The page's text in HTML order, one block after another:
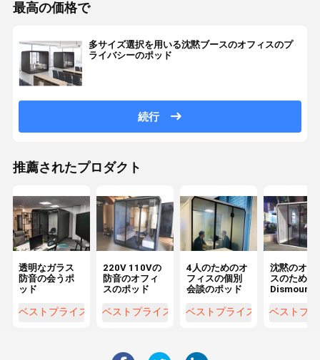
最高の価格で
多サイズ選択を用いる沈黙ブースのオフィスのプ
ライバシーのポッド
続行
推薦されたプロダクト
透明なガラス
防音の会うポ
ッド
ベストプライス
220V 110Vの
防音のオフィ
スのポッド
ベストプライス
4人のためのオ
フィスの個別
会談のポッド
ベストプライス
沈黙のオフ
スのために
ポッドの仕
ベストプ